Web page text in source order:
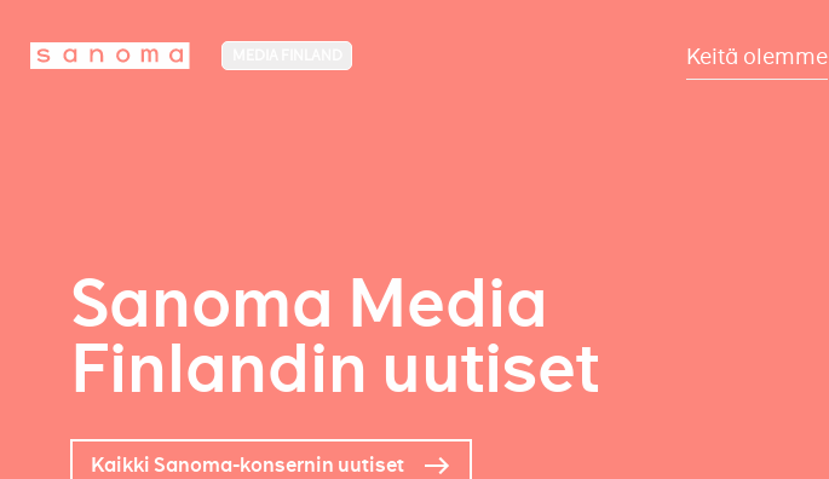
Keitä olemme
Sanoma Media
Finlandin uutiset
Kaikki Sanoma-konsernin uutiset